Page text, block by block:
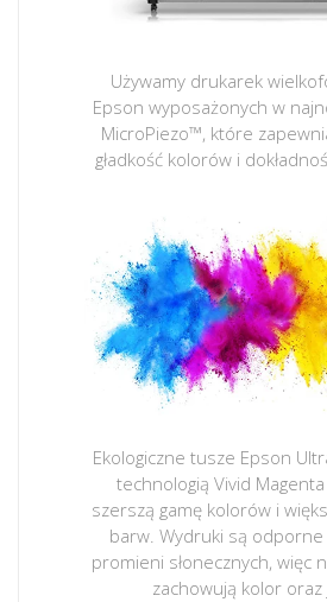
Używamy drukarek
Epson wyposażonych w
MicroPiezo™, które
gładkość kolorów i
Ekologiczne tusze Epson
technologią Vivid
szerszą gamę kolorów i
barw. Wydruki są odporne
promieni słonecznych, więc
zachowują kolor oraz